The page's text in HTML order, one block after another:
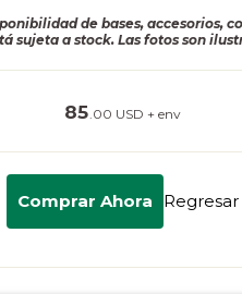
de bases, accesorios,
sujeta a stock. Las fotos son
85.00 USD + env
Comprar Ahora Regresar